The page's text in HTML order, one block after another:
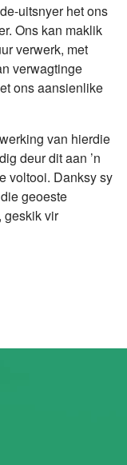
uitsnyer het ons
Ons kan maklik
verwerk, met
verwagtinge
ons aansienlike
van hierdie
deur dit aan ’n
voltooi. Danksy sy
geoeste
geskik vir